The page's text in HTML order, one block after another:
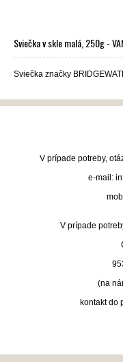
Sviečka v skle malá, 250g -
Sviečka značky
V prípade potreby,
e-mail:
V prípade
(na
kontakt do